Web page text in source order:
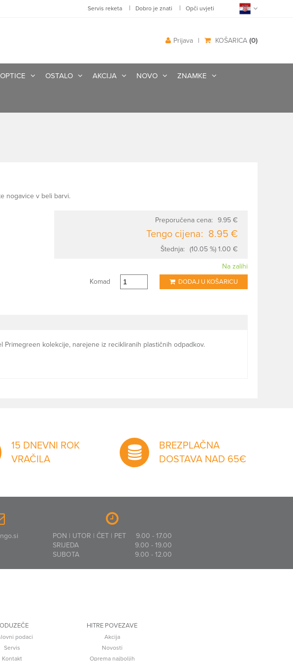
Servis reketa | Dobro je znati | Opči uvjeti
KOŠARICA (0)
|
Prijava
OSTALO AKCIJA NOVO ZNAMKE
nogavice v beli barvi.
Preporučena cena: 9.95 €
Tengo cijena: 8.95 €
Štednja: (10.05 %) 1.00 €
Na zalihi
Komad
DODAJ U KOŠARICU
kolekcije, narejene iz recikliranih plastičnih odpadkov.
15 DNEVNI ROK
VRAČILA
BREZPLAČNA
DOSTAVA NAD 65€
PON | UTOR | ČET | PET
9.00 - 17.00
SRIJEDA
9.00 - 19.00
SUBOTA
9.00 - 12.00
podaci
Servis
Kontakt
HITRE POVEZAVE
Akcija
Novosti
Oprema najboljih